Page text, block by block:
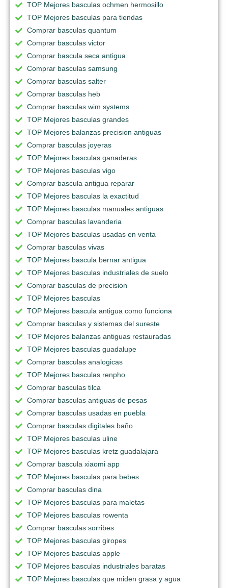
TOP Mejores basculas ochmen hermosillo
TOP Mejores basculas para tiendas
Comprar basculas quantum
Comprar basculas victor
Comprar bascula seca antigua
Comprar basculas samsung
Comprar basculas salter
Comprar basculas heb
Comprar basculas wim systems
TOP Mejores basculas grandes
TOP Mejores balanzas precision antiguas
Comprar basculas joyeras
TOP Mejores basculas ganaderas
TOP Mejores basculas vigo
Comprar bascula antigua reparar
TOP Mejores basculas la exactitud
TOP Mejores basculas manuales antiguas
Comprar basculas lavanderia
TOP Mejores basculas usadas en venta
Comprar basculas vivas
TOP Mejores bascula bernar antigua
TOP Mejores basculas industriales de suelo
Comprar basculas de precision
TOP Mejores basculas
TOP Mejores bascula antigua como funciona
Comprar basculas y sistemas del sureste
TOP Mejores balanzas antiguas restauradas
TOP Mejores basculas guadalupe
Comprar basculas analogicas
TOP Mejores basculas renpho
Comprar basculas tilca
Comprar basculas antiguas de pesas
Comprar basculas usadas en puebla
Comprar basculas digitales baño
TOP Mejores basculas uline
TOP Mejores basculas kretz guadalajara
Comprar bascula xiaomi app
TOP Mejores basculas para bebes
Comprar basculas dina
TOP Mejores basculas para maletas
TOP Mejores basculas rowenta
Comprar basculas sorribes
TOP Mejores basculas giropes
TOP Mejores basculas apple
TOP Mejores basculas industriales baratas
TOP Mejores basculas que miden grasa y agua